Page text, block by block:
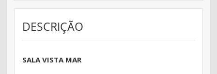
DESCRIÇÃO
SALA VISTA MAR